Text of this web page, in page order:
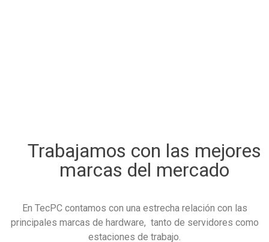
Trabajamos con las mejores
marcas del mercado
En TecPC contamos con una estrecha relación con las
principales marcas de hardware, tanto de servidores como
estaciones de trabajo.